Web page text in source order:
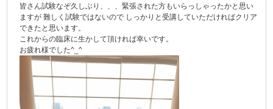
皆さん試験なぞ久しぶり、、、緊張された方もいらっしゃったかと思い
ますが 難しく試験ではないので しっかりと受講していただければクリア
できたと思います。
これからの臨床に生かして頂ければ幸いです。
お疲れ様でした^_^